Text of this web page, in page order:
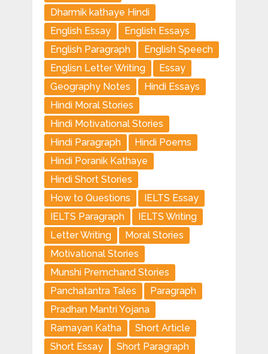
Dharmik kathaye Hindi
English Essay
English Essays
English Paragraph
English Speech
Englisn Letter Writing
Essay
Geography Notes
Hindi Essays
Hindi Moral Stories
Hindi Motivational Stories
Hindi Paragraph
Hindi Poems
Hindi Poranik Kathaye
Hindi Short Stories
How to Questions
IELTS Essay
IELTS Paragraph
IELTS Writing
Letter Writing
Moral Stories
Motivational Stories
Munshi Premchand Stories
Panchatantra Tales
Paragraph
Pradhan Mantri Yojana
Ramayan Katha
Short Article
Short Essay
Short Paragraph